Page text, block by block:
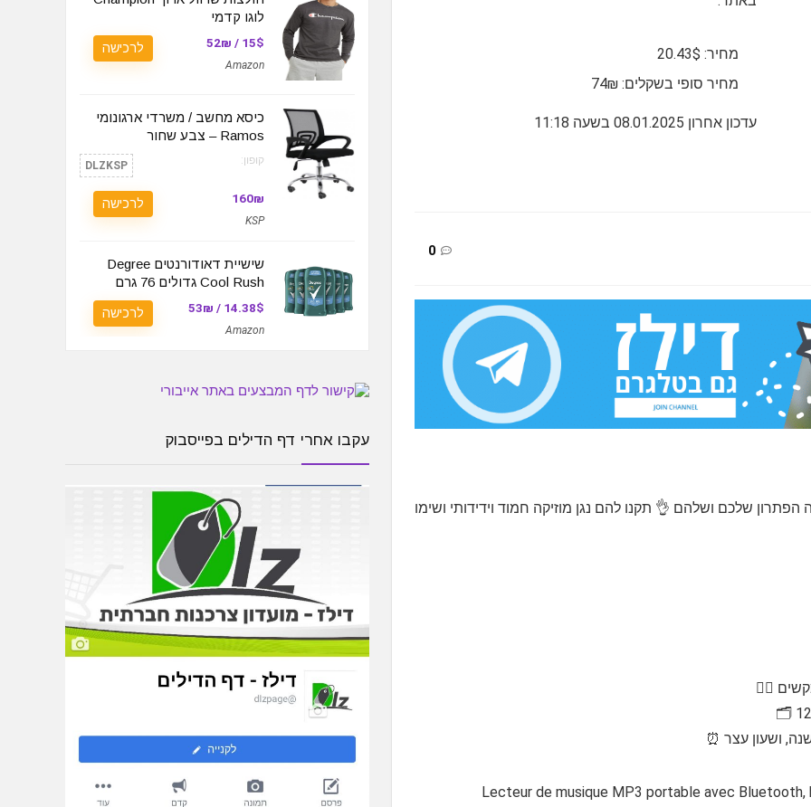
מחיר: 20.43$
מחיר סופי בשקלים: 74₪
עדכון אחרון 08.01.2025 בשעה 11:18
0
שלכם ושלהם 👌 תקנו להם נגן מוזיקה חמוד וידידותי ושימו
🏃‍♀️
Lecteur de musique MP3 portable avec Bluetooth,
לוגו קדמי
15$ / 52₪
Amazon
לרכישה
כיסא מחשב / משרדי ארגונומי
Ramos – צבע שחור
קופון: DLZKSP
160₪
KSP
לרכישה
שישיית דאודורנטים Degree
Cool Rush גדולים 76 גרם
14.38$ / 53₪
Amazon
לרכישה
עקבו אחרי דף הדילים בפייסבוק